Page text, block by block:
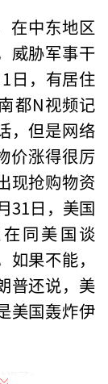
在中东地区
威胁军事干
日，有居住
都N视频记
，但是网络
价涨得很厉
现抢购物资
31日，美国
同美国谈
果不能，
普还说，美
美国轰炸伊
了！